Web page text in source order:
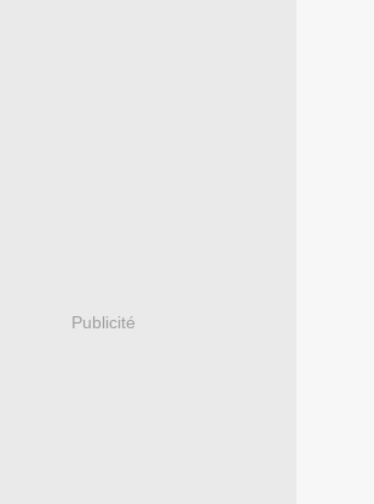
Publicité